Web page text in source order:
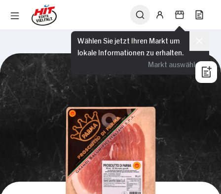
Wählen Sie jetzt Ihren Markt um
lokale Informationen zu erhalten.
Markt auswählen